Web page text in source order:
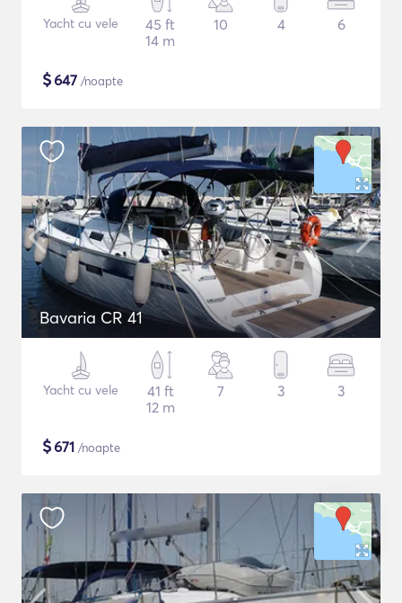
Yacht cu vele
45 ft
14 m
10 4 6
$647 /noapte
Bavaria CR 41
Yacht cu vele
41 ft
12 m
7 3 3
$671 /noapte